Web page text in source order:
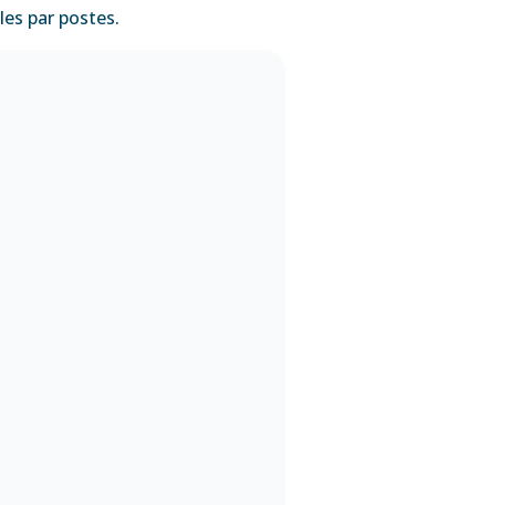
par postes.